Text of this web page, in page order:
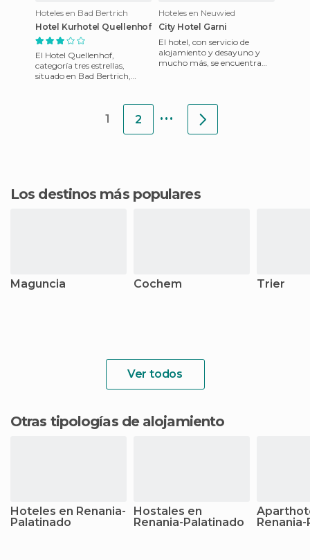
Hoteles en Bad Bertrich
Hotel Kurhotel Quellenhof
El Hotel Quellenhof,
categoría tres estrellas,
situado en Bad Bertrich,
Hoteles en Neuwied
City Hotel Garni
El hotel, con servicio de
alojamiento y desayuno y
mucho más, se encuentra
1 2 ...
Los destinos más populares
Maguncia Cochem Trier
Ver todos
Otras tipologías de alojamiento
Hoteles en Renania-
Palatinado
Hostales en
Renania-Palatinado